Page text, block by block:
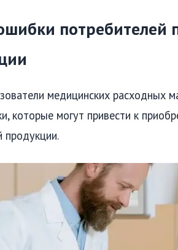
потребителей
медицинских расходных
которые могут привести к
продукции.